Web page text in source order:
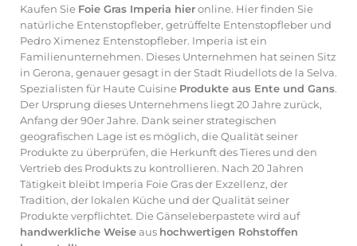
Kaufen Sie Foie Gras Imperia hieronline. Hier finden Sie
natürliche Entenstopfleber, getrüffelte Entenstopfleber und
Pedro Ximenez Entenstopfleber. Imperia ist ein
Familienunternehmen. Dieses Unternehmen hat seinen Sitz
in Gerona, genauer gesagt in der Stadt Riudellots de la Selva.
Spezialisten für Haute Cuisine Produkte aus Ente und Gans.
Der Ursprung dieses Unternehmens liegt 20 Jahre zurück,
Anfang der 90er Jahre. Dank seiner strategischen
geografischen Lage ist es möglich, die Qualität seiner
Produkte zu überprüfen, die Herkunft des Tieres und den
Vertrieb des Produkts zu kontrollieren. Nach 20 Jahren
Tätigkeit bleibt Imperia Foie Gras der Exzellenz, der
Tradition, der lokalen Küche und der Qualität seiner
Produkte verpflichtet. Die Gänseleberpastete wird auf
handwerkliche Weiseaus hochwertigen Rohstoffen